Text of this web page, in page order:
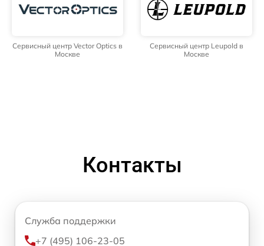
Сервисный центр Vector Optics в
Москве
Сервисный центр Leupold в
Москве
Контакты
Служба поддержки
+7 (495) 106-23-05